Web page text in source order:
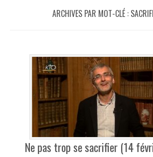
ARCHIVES PAR MOT-CLÉ :
Ne pas trop se sacrifier (14